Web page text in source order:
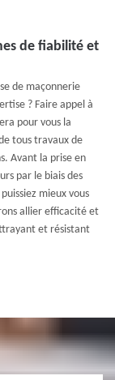
de fiabilité et
de maçonnerie
? Faire appel à
pour vous la
tous travaux de
Avant la prise en
par le biais des
mieux vous
allier efficacité et
et résistant